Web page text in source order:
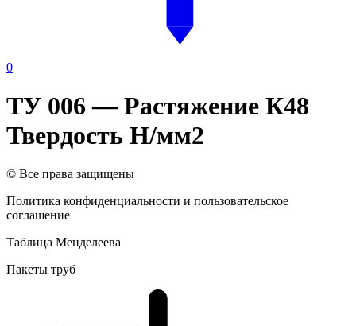
0
ТУ 006 — Растяжение К48
Твердость H/мм2
© Все права защищены
Политика конфиденциальности и пользовательское
соглашение
Таблица Менделеева
Пакеты труб